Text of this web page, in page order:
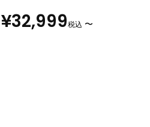
¥32,999税込 〜